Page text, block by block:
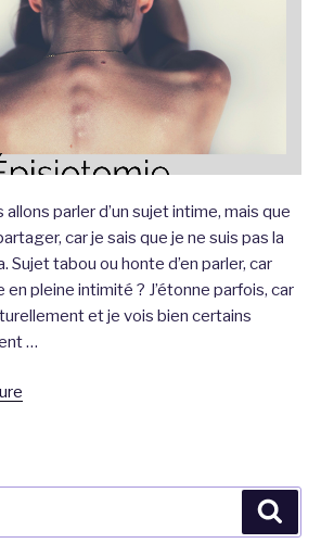
allons parler d’un sujet intime, mais que
car je sais que je ne suis pas la
Sujet tabou ou honte d’en parler, car
en pleine intimité ? J’étonne parfois, car
et je vois bien certains
…